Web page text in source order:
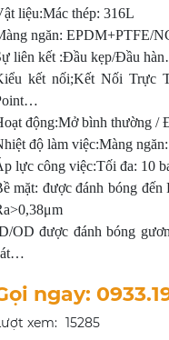
liệu:Mác thép: 316L
ngăn: EPDM+PTFE/
liên kết :Đầu kẹp/Đầu
kết nối;Kết Nối Trực
động:Mở bình thường /
độ làm việc:Màng
lực công việc:Tối đa: 10
mặt: được đánh bóng đến
OD được đánh bóng
ngay:
xem: 15285